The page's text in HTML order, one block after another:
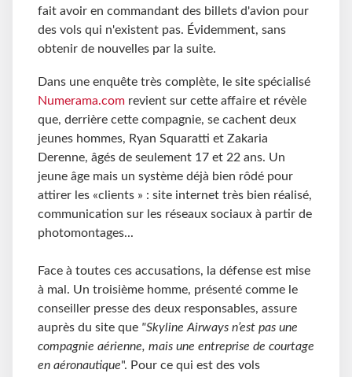
fait avoir en commandant des billets d'avion pour
des vols qui n'existent pas. Évidemment, sans
obtenir de nouvelles par la suite.
Dans une enquête très complète, le site spécialisé
Numerama.com revient sur cette affaire et révèle
que, derrière cette compagnie, se cachent deux
jeunes hommes, Ryan Squaratti et Zakaria
Derenne, âgés de seulement 17 et 22 ans. Un
jeune âge mais un système déjà bien rôdé pour
attirer les «clients » : site internet très bien réalisé,
communication sur les réseaux sociaux à partir de
photomontages...
Face à toutes ces accusations, la défense est mise
à mal. Un troisième homme, présenté comme le
conseiller presse des deux responsables, assure
auprès du site que "Skyline Airways n’est pas une
compagnie aérienne, mais une entreprise de courtage
en aéronautique". Pour ce qui est des vols